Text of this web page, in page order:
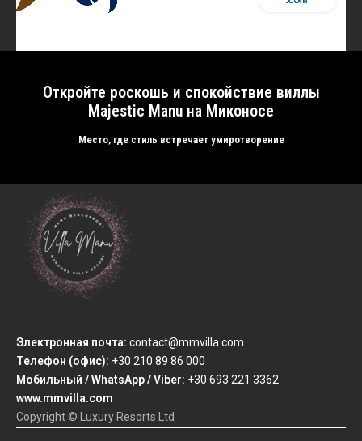
Откройте роскошь и спокойствие виллы
Majestic Manu на Миконосе
Μесто, где стиль встречает умиротворение
Электронная почта: contact@mmvilla.com
Телефон (офис): +30 210 89 86 000
Мобильный / WhatsApp / Viber: +30 693 221 3362
www.mmvilla.com
Copyright © Luxury Resorts Ltd